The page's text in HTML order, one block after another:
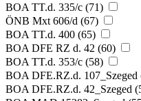
BOA TT.d. 335/c (71)
ÖNB Mxt 606/d (67)
BOA TT.d. 400 (65)
BOA DFE RZ d. 42 (60)
BOA TT.d. 353/c (58)
BOA DFE.RZ.d. 107_Szeged
BOA DFE.RZ.d. 42_Szeged